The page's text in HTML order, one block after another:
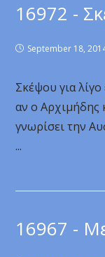
16972 -
September 18,
Σκέψου για
αν ο Αρχιμήδης
γνωρίσει την
...
16967 -